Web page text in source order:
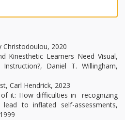
Christodoulou, 2020
Kinesthetic Learners Need Visual,
Daniel T. Willingham,
Carl Hendrick, 2023
of it: How difficulties in recognizing
lead to inflated self-assessments,